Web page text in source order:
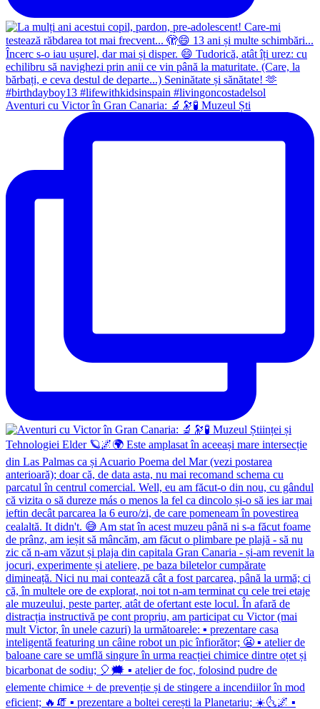
Aventuri cu Victor în Gran Canaria: 🔬🔭🧪 Muzeul Ști